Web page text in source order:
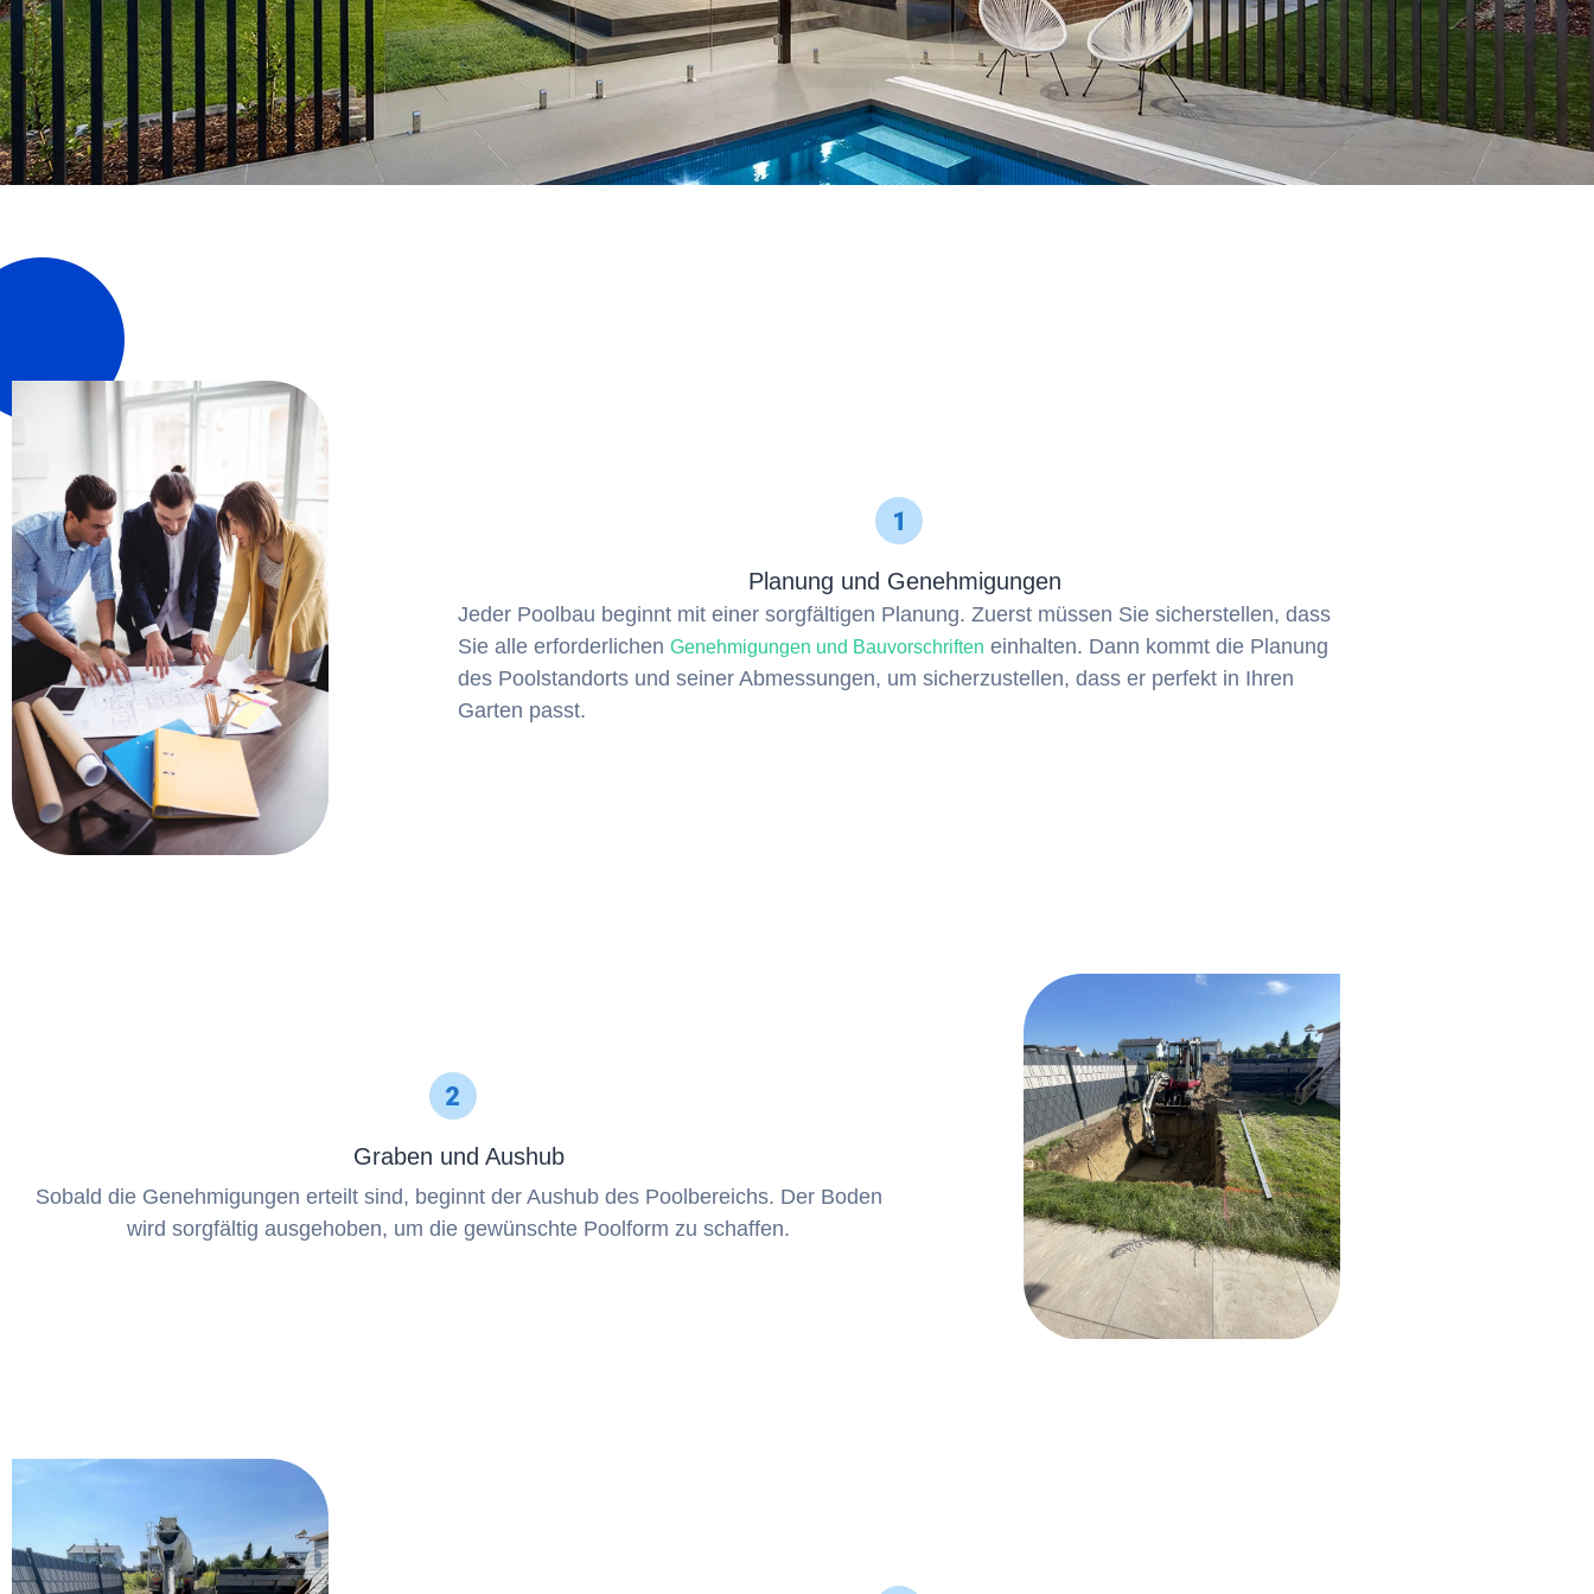
Planung und Genehmigungen
Jeder Poolbau beginnt mit einer sorgfältigen Planung. Zuerst müssen Sie sicherstellen, dass
Sie alle erforderlichenGenehmigungen und Bauvorschriften einhalten. Dann kommt die Planung
des Poolstandorts und seiner Abmessungen, um sicherzustellen, dass er perfekt in Ihren
Garten passt.
Graben und Aushub
Sobald die Genehmigungen erteilt sind, beginnt der Aushub des Poolbereichs. Der Boden
wird sorgfältig ausgehoben, um die gewünschte Poolform zu schaffen.